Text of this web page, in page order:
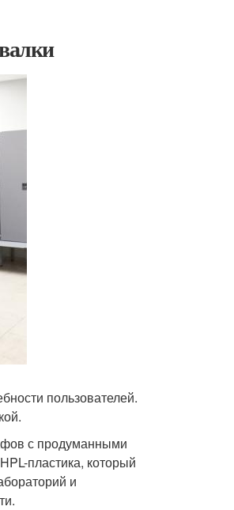
пользователей.
с продуманными
пластика, который
и